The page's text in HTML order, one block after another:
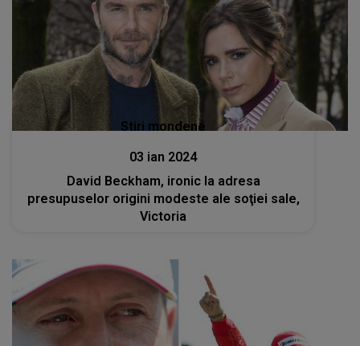
Stiri mondene
03 ian 2024
David Beckham, ironic la adresa
presupuselor origini modeste ale soţiei sale,
Victoria